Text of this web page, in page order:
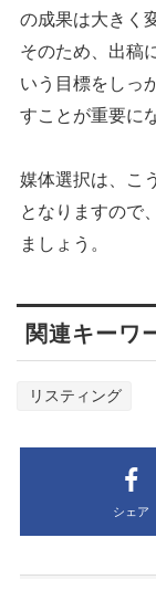
の成果は大きく
そのため、出稿
いう目標をしっ
すことが重要に
媒体選択は、こ
となりますので
ましょう。
関連キーワ
リスティング
シェア